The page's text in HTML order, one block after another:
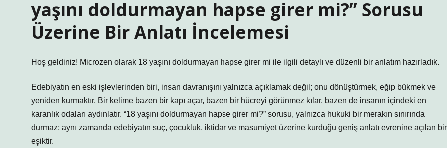
yaşını doldurmayan hapse girer mi?” Sorusu
Üzerine Bir Anlatı İncelemesi
Hoş geldiniz! Microzen olarak 18 yaşını doldurmayan hapse girer mi ile ilgili detaylı ve düzenli bir anlatım hazırladık.
Edebiyatın en eski işlevlerinden biri, insan davranışını yalnızca açıklamak değil; onu dönüştürmek, eğip bükmek ve
yeniden kurmaktır. Bir kelime bazen bir kapı açar, bazen bir hücreyi görünmez kılar, bazen de insanın içindeki en
karanlık odaları aydınlatır. “18 yaşını doldurmayan hapse girer mi?” sorusu, yalnızca hukuki bir merakın sınırında
durmaz; aynı zamanda edebiyatın suç, çocukluk, iktidar ve masumiyet üzerine kurduğu geniş anlatı evrenine açılan bir
eşiktir.